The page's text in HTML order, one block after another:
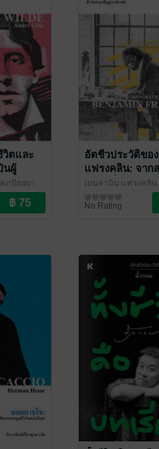
วิตและ
นผู้
ศุภปัญญา
อัตชีวประวัติขอ
แฟรงคลิน: จาก
บุรุษผู้ยิ่งใหญ่
Benjamin
เบนจามิน แฟรงคลิน
/ ไศ
No Rating